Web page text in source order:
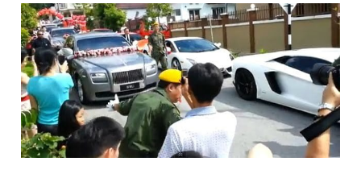
Svatební
kolona
plná
supersportů
a
luxusních
aut
–
video